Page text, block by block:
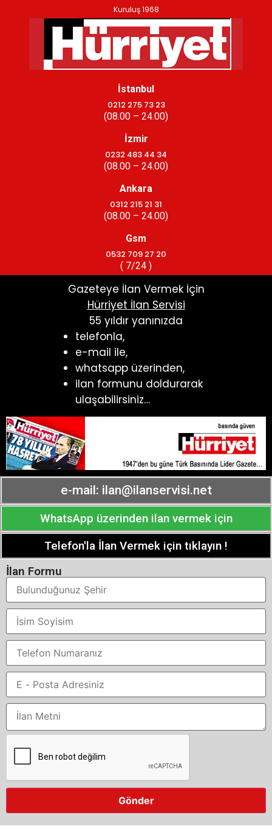
Kuruluş 1968
İstanbul
0212 275 73 23
(08.00 – 24.00)
İzmir
0232 483 44 34
(08.00 – 24.00)
Ankara
0312 215 21 31
(08.00 – 24.00)
Gsm
0532 709 27 20
( 7/24 )
Gazeteye İlan Vermek İçin
Hürriyet İlan Servisi
55 yıldır yanınızda
telefonla,
e-mail ile,
whatsapp üzerinden,
ilan formunu doldurarak
ulaşabilirsiniz…
e-mail: ilan@ilanservisi.net
WhatsApp üzerinden ilan vermek için
Telefon'la İlan Vermek için tıklayın !
İlan Formu